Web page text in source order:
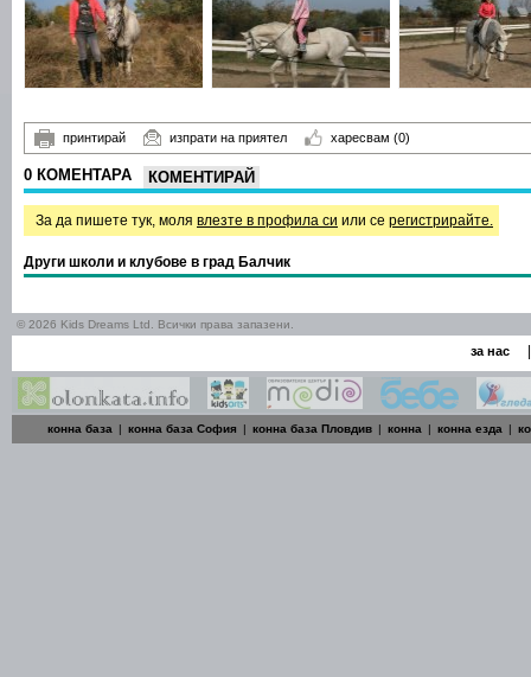
принтирай изпрати на приятел харесвам (0)
0 КОМЕНТАРА КОМЕНТИРАЙ
За да пишете тук, моля влезте в профила си или се регистрирайте.
Други школи и клубове в град Балчик
© 2026 Kids Dreams Ltd. Всички права запазени.
за нас |
конна база | конна база София | конна база Пловдив | конна | конна езда |